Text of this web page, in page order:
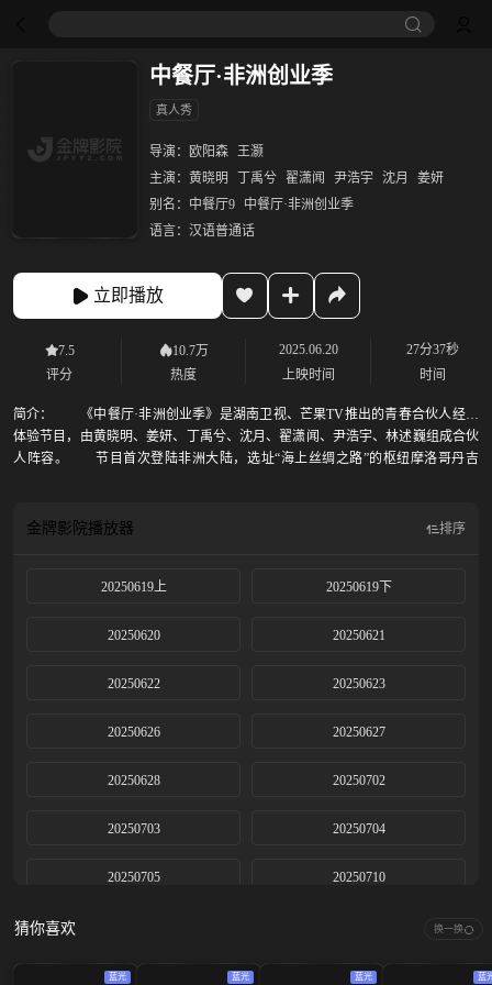
中餐厅·非洲创业季
真人秀
导演： 欧阳森 王灏
主演： 黄晓明 丁禹兮 翟潇闻 尹浩宇 沈月
姜妍
别名： 中餐厅9
中餐厅·非洲创业季
语言： 汉语普通话
立即播放
7.5
评分
10.7万
热度
2025.06.20
上映时间
27分37秒
时间
简介：
《中餐厅·非洲创业季》是湖南卫视、芒果TV推出的青春合伙人经营
体验节目，由黄晓明、姜妍、丁禹兮、沈月、翟潇闻、尹浩宇、林述巍组成合伙
人阵容。 节目首次登陆非洲大陆，选址“海上丝绸之路”的枢纽摩洛哥丹吉
食奇遇之旅
金牌影院播放器 排序
20250619上 20250619下
20250620 20250621
20250622 20250623
20250626 20250627
20250628 20250702
20250703 20250704
20250705 20250710
20250712 20250717
猜你喜欢 换一换
蓝光 蓝光 蓝光 蓝